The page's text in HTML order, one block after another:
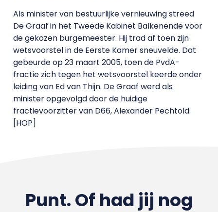
Als minister van bestuurlijke vernieuwing streed
De Graaf in het Tweede Kabinet Balkenende voor
de gekozen burgemeester. Hij trad af toen zijn
wetsvoorstel in de Eerste Kamer sneuvelde. Dat
gebeurde op 23 maart 2005, toen de PvdA-
fractie zich tegen het wetsvoorstel keerde onder
leiding van Ed van Thijn. De Graaf werd als
minister opgevolgd door de huidige
fractievoorzitter van D66, Alexander Pechtold.
[HOP]
Punt. Of had jij nog